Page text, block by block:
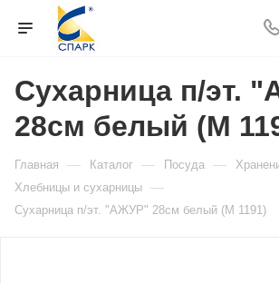
Сухарница п/эт.
28см белый (М
Главная — Каталог — Посуда —
Хлебницы и сухарницы —
Сухарница п/эт. "АЖУР" 28см белый (М 1191)